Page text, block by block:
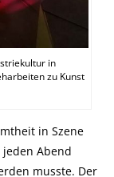
in
zu Kunst
in Szene
Abend
musste. Der